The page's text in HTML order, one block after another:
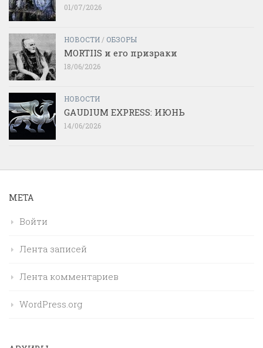
01/07/2026
НОВОСТИ / ОБЗОРЫ
MORTIIS и его призраки
18/06/2026
НОВОСТИ
GAUDIUM EXPRESS: ИЮНЬ
14/06/2026
МЕТА
Войти
Лента записей
Лента комментариев
WordPress.org